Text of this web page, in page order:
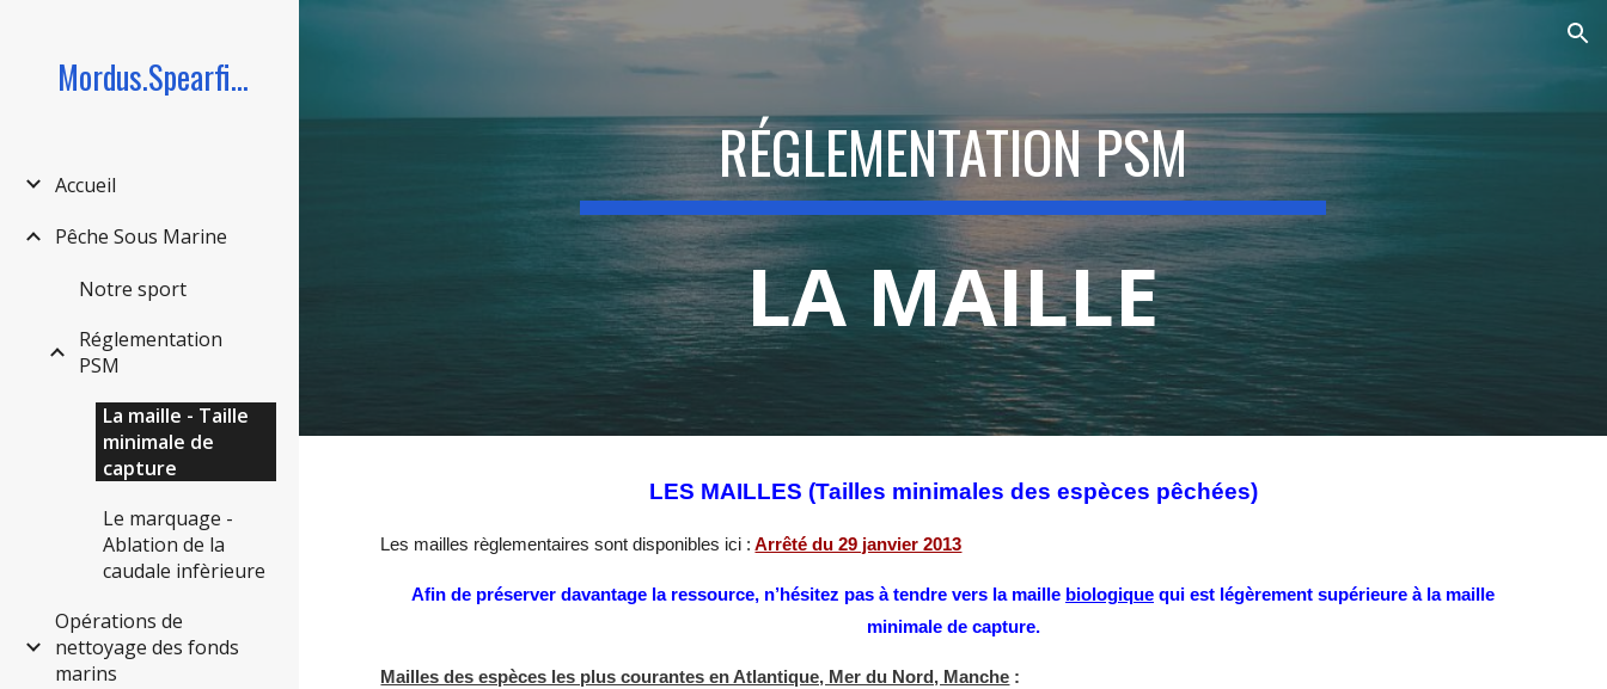
Skip to main content
Mordus.Spearfishing.org
Accueil
Pêche Sous Marine
Notre sport
Réglementation
PSM
La maille - Taille
minimale de
capture
Le marquage -
Ablation de la
caudale infèrieure
Opérations de
nettoyage des fonds
marins
RÉGLEMENTATION PSM
LA MAILLE
LES MAILLES (Tailles minimales des espèces pêchées)
Les mailles règlementaires sont disponibles ici : Arrêté du 29 janvier 2013
Afin de préserver davantage la ressource, n’hésitez pas à tendre vers la maille biologique qui est légèrement supérieure à la maille
minimale de capture.
Mailles des espèces les plus courantes en Atlantique, Mer du Nord, Manche :